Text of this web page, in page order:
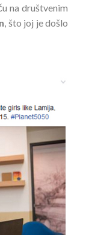
na društvenim
, što joj je došlo